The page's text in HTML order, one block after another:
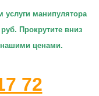
услуги манипулятора
Прокрутите вниз
ценами.
72